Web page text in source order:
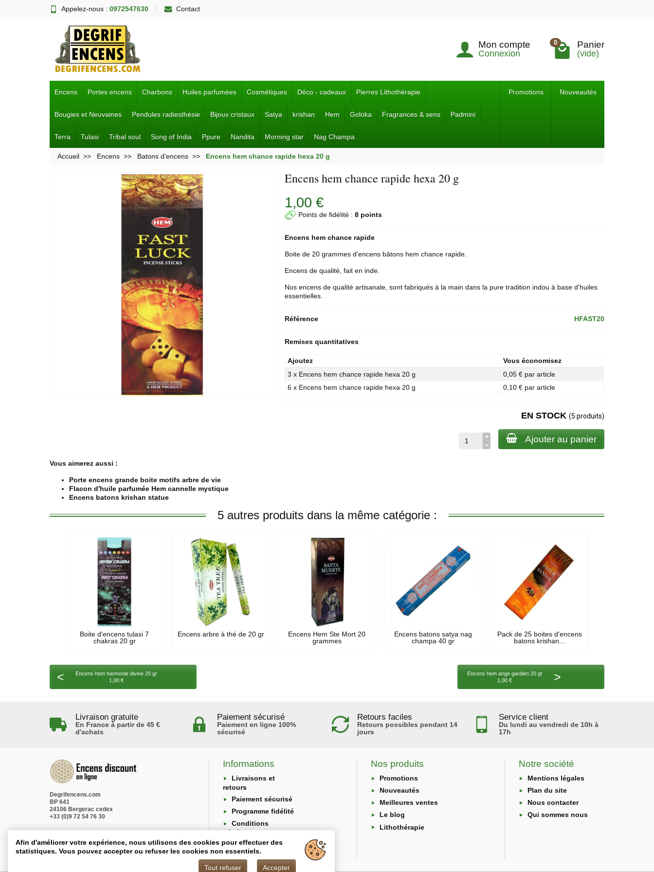
Appelez-nous : 0972547630 Contact
Mon compte
Connexion
0 Panier
(vide)
Encens Portes encens Charbons Huiles parfumées Cosmétiques Déco - cadeaux Pierres Lithothérapie
Bougies et Neuvaines Pendules radiesthésie Bijoux cristaux Satya krishan Hem Goloka Fragrances & sens Padmini
Terra Tulasi Tribal soul Song of India Ppure Nandita Morning star Nag Champa
Promotions Nouveautés
Accueil Encens Batons d'encens Encens hem chance rapide hexa 20 g
Encens hem chance rapide hexa 20 g
1,00 €
Points de fidélité :8 points
Encens hem chance rapide
Boite de 20 grammes d'encens bâtons hem chance rapide.
Encens de qualité, fait en inde.
Nos encens de qualité artisanale, sont fabriqués à la main dans la pure tradition indou à base d'huiles
essentielles.
Référence HFAST20
Remises quantitatives
Ajoutez
Vous économisez
3 x Encens hem chance rapide hexa 20 g
0,05 € par article
6 x Encens hem chance rapide hexa 20 g
0,10 € par article
EN STOCK (5 produits)
Ajouter au panier
Vous aimerez aussi :
Porte encens grande boite motifs arbre de vie
Flacon d'huile parfumée Hem cannelle mystique
Encens batons krishan statue
5 autres produits dans la même catégorie :
Boite d'encens tulasi 7
chakras 20 gr
Encens arbre à thé de 20 gr
Encens Hem Ste Mort 20
grammes
Encens batons satya nag
champa 40 gr
Pack de 25 boites d'encens
batons krishan...
<
Encens hem harmonie divine 20 gr
1,00 €
Encens hem ange gardien 20 gr
1,00 €
>
Livraison gratuite
En France à partir de 45 €
d'achats
Paiement sécurisé
Paiement en ligne 100%
sécurisé
Retours faciles
Retours possibles pendant 14
jours
Service client
Du lundi au vendredi de 10h à
17h
Degrifencens.com
BP 641
24106 Bergerac cedex
+33 (0)9 72 54 76 30
Informations
Livraisons et
retours
Paiement sécurisé
Programme fidélité
Conditions
générales
Protection des
données
Nos produits
Promotions
Nouveautés
Meilleures ventes
Le blog
Lithothérapie
Notre société
Mentions légales
Plan du site
Nous contacter
Qui sommes nous
Afin d'améliorer votre expérience, nous utilisons des cookies pour effectuer des
statistiques. Vous pouvez accepter ou refuser les cookies non essentiels.
Tout refuser Accepter